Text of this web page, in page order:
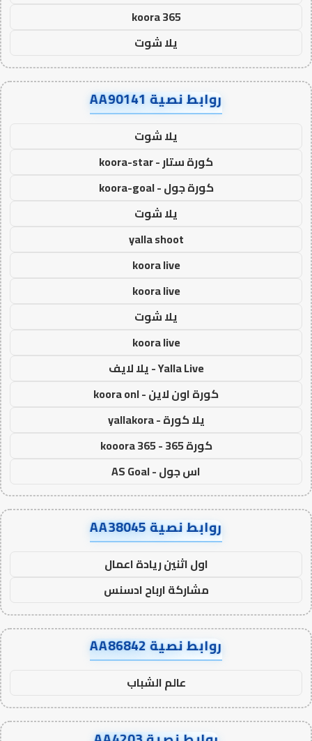
koora 365
يلا شوت
روابط نصية AA90141
يلا شوت
كورة ستار - koora-star
كورة جول - koora-goal
يلا شوت
yalla shoot
koora live
koora live
يلا شوت
koora live
Yalla Live - يلا لايف
كورة اون لاين - koora onl
يلا كورة - yallakora
كورة 365 - kooora 365
اس جول - AS Goal
روابط نصية AA38045
اول اثنين ريادة اعمال
مشاركة ارباح ادسنس
روابط نصية AA86842
عالم الشباب